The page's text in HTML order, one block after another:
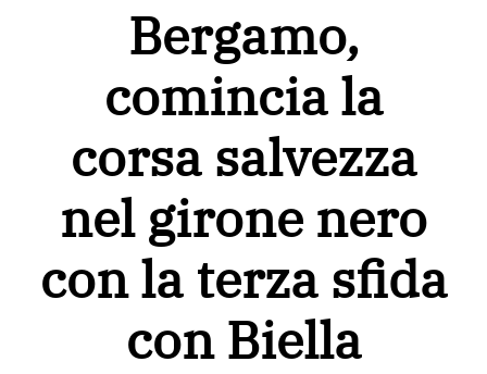
Bergamo,
comincia la
corsa salvezza
nel girone nero
con la terza sfida
con Biella